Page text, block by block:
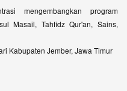
mengembangkan program
Masail, Tahfidz Qur'an, Sains,
Kabupaten Jember, Jawa Timur